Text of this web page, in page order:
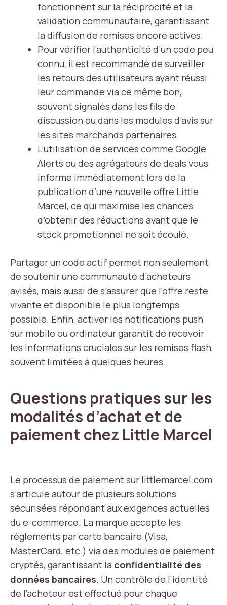
fonctionnent sur la réciprocité et la
validation communautaire, garantissant
la diffusion de remises encore actives.
Pour vérifier l’authenticité d’un code peu
connu, il est recommandé de surveiller
les retours des utilisateurs ayant réussi
leur commande via ce même bon,
souvent signalés dans les fils de
discussion ou dans les modules d’avis sur
les sites marchands partenaires.
L’utilisation de services comme Google
Alerts ou des agrégateurs de deals vous
informe immédiatement lors de la
publication d’une nouvelle offre Little
Marcel, ce qui maximise les chances
d’obtenir des réductions avant que le
stock promotionnel ne soit écoulé.
Partager un code actif permet non seulement
de soutenir une communauté d’acheteurs
avisés, mais aussi de s’assurer que l’offre reste
vivante et disponible le plus longtemps
possible. Enfin, activer les notifications push
sur mobile ou ordinateur garantit de recevoir
les informations cruciales sur les remises flash,
souvent limitées à quelques heures.
Questions pratiques sur les
modalités d’achat et de
paiement chez Little Marcel
Le processus de paiement sur littlemarcel.com
s’articule autour de plusieurs solutions
sécurisées répondant aux exigences actuelles
du e-commerce. La marque accepte les
règlements par carte bancaire (Visa,
MasterCard, etc.) via des modules de paiement
cryptés, garantissant la confidentialité des
données bancaires. Un contrôle de l’identité
de l’acheteur est effectué pour chaque